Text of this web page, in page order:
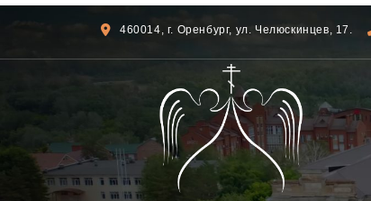
460014, г. Оренбург, ул. Челюскинцев, 17.